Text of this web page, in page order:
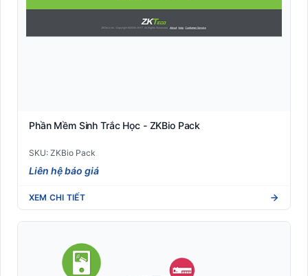
Phần Mềm Sinh Trắc Học - ZKBio Pack
SKU: ZKBio Pack
Liên hệ báo giá
XEM CHI TIẾT